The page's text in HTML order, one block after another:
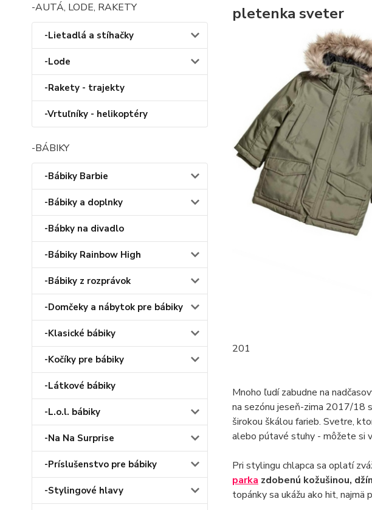
-AUTÁ, LODE, RAKETY
-Lietadlá a stíhačky
-Lode
-Rakety - trajekty
-Vrtuľníky - helikoptéry
-BÁBIKY
-Bábiky Barbie
-Bábiky a doplnky
-Bábky na divadlo
-Bábiky Rainbow High
-Bábiky z rozprávok
-Domčeky a nábytok pre bábiky
-Klasické bábiky
-Kočíky pre bábiky
-Látkové bábiky
-L.o.l. bábiky
-Na Na Surprise
-Príslušenstvo pre bábiky
-Stylingové hlavy
pletenka sveter
201
Mnoho ľudí zabudne na
na sezónu jeseň-zima 2017/18
širokou škálou farieb. Svetre,
alebo pútavé stuhy - môžete si
Pri stylingu chlapca sa oplatí
parka zdobenú kožušinou,
topánky sa ukážu ako hit, najmä